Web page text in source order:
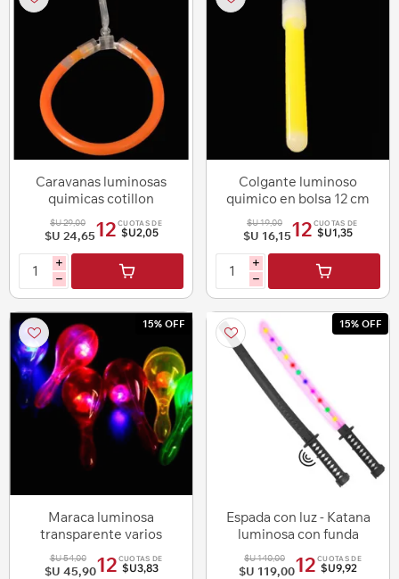
Caravanas luminosas
quimicas cotillon
$U 29,00
$U 24,6512 CUOTAS DE
$U2,05
i
h
Colgante luminoso
quimico en bolsa 12 cm
$U 19,00
$U 16,1512 CUOTAS DE
$U1,35
i
h
15% OFF
Maraca luminosa
transparente varios
colores 15,5 cm
$U 54,00
$U 45,9012 CUOTAS DE
$U3,83
15% OFF
Espada con luz - Katana
luminosa con funda
$U 140,00
$U 119,0012 CUOTAS DE
$U9,92